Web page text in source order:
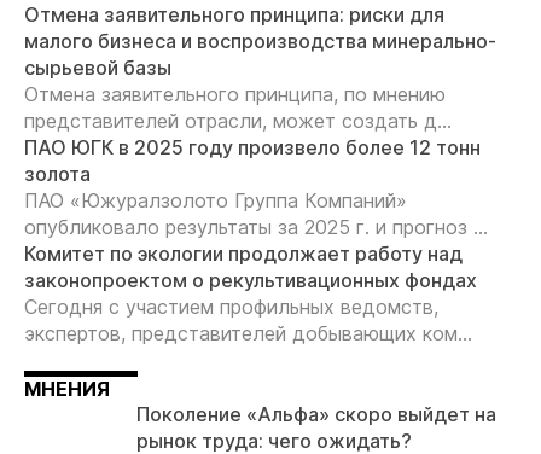
Отмена заявительного принципа: риски для
малого бизнеса и воспроизводства минерально-
сырьевой базы
Отмена заявительного принципа, по мнению
представителей отрасли, может создать д...
ПАО ЮГК в 2025 году произвело более 12 тонн
золота
ПАО «Южуралзолото Группа Компаний»
опубликовало результаты за 2025 г. и прогноз ...
Комитет по экологии продолжает работу над
законопроектом о рекультивационных фондах
Сегодня с участием профильных ведомств,
экспертов, представителей добывающих ком...
МНЕНИЯ
Поколение «Альфа» скоро выйдет на
рынок труда: чего ожидать?